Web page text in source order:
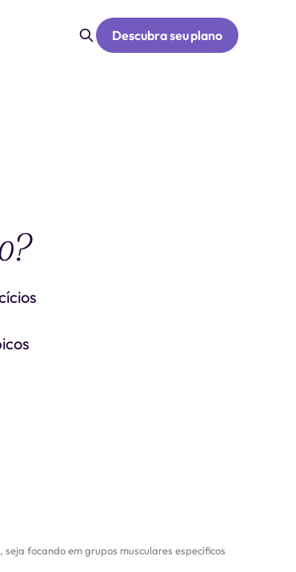
Descubra seu plano
focando em grupos musculares específicos